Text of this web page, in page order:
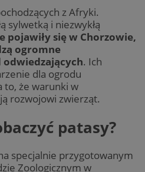
z Afryki.
sylwetką i niezwykłą
pojawiły się w Chorzowie,
ogromne
. Ich
dla ogrodu
to, że warunki w
rozwojowi zwierząt.
patasy?
specjalnie przygotowanym
Zoologicznym w